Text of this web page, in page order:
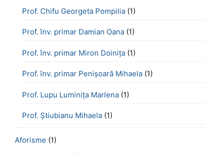
Prof. Chifu Georgeta Pompilia (1)
Prof. înv. primar Damian Oana (1)
Prof. înv. primar Miron Doinița (1)
Prof. înv. primar Penișoară Mihaela (1)
Prof. Lupu Luminița Marlena (1)
Prof. Știubianu Mihaela (1)
Aforisme (1)